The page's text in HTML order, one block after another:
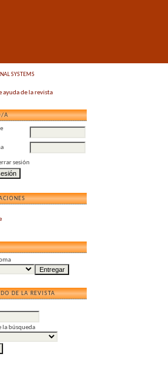
SYSTEMS
ayuda de la revista
A
sesión
DE LA REVISTA
la búsqueda